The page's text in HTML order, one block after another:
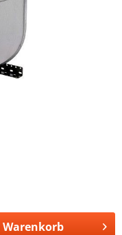
Warenkorb